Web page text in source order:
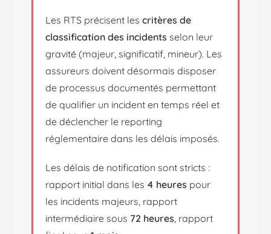
Les RTS précisent lescritères de
classification des incidents selon leur
gravité (majeur, significatif, mineur). Les
assureurs doivent désormais disposer
de processus documentés permettant
de qualifier un incident en temps réel et
de déclencher le reporting
réglementaire dans les délais imposés.
Les délais de notification sont stricts :
rapport initial dans les 4 heures pour
les incidents majeurs, rapport
intermédiaire sous 72 heures, rapport